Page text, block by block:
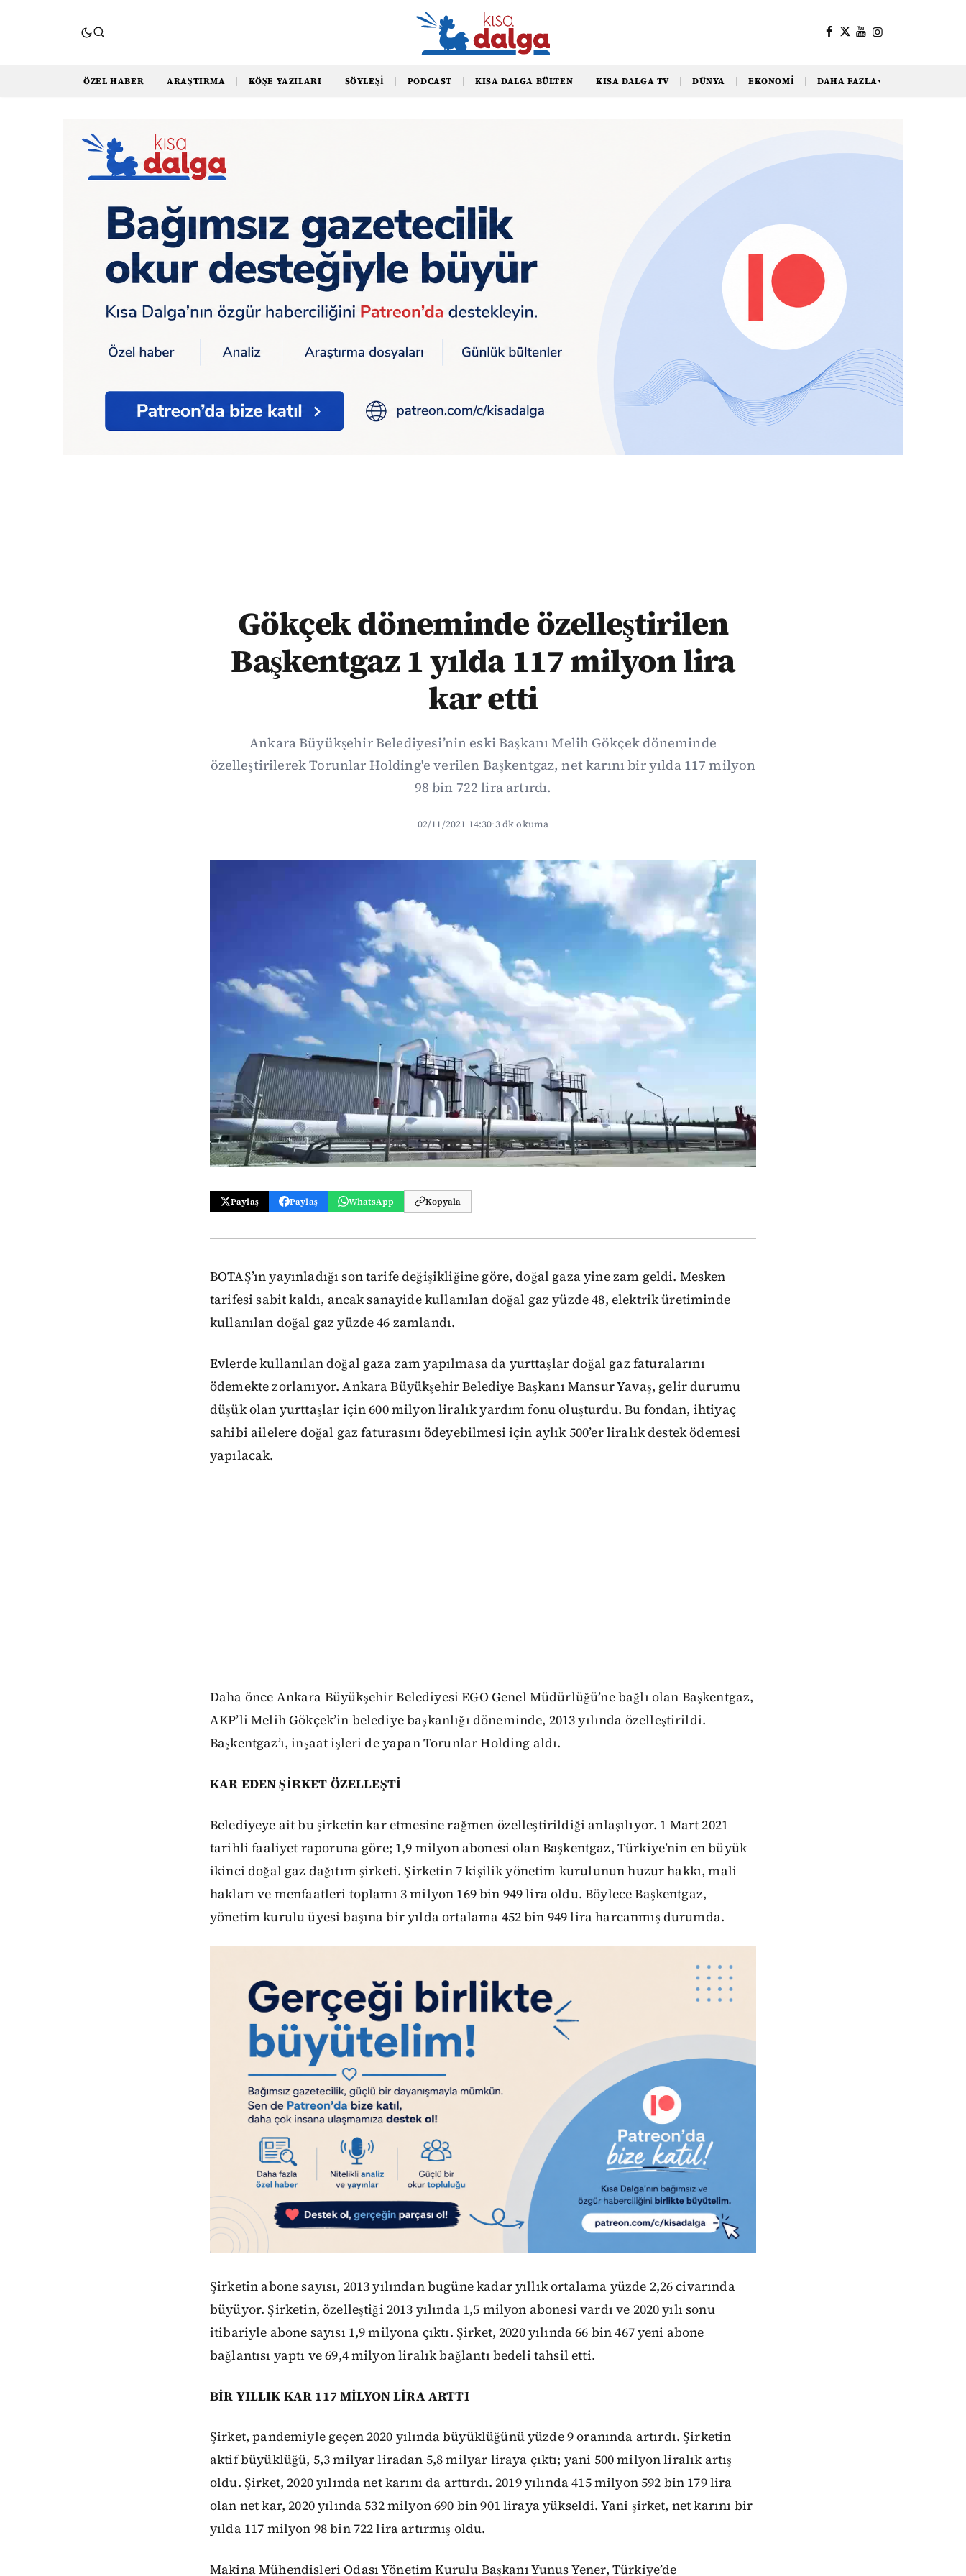
ÖZEL HABER ARAŞTIRMA KÖŞE YAZILARI SÖYLEŞI PODCAST KISA DALGA BÜLTEN KISA DALGA TV DÜNYA EKONOMI DAHA FAZLA▼
Gökçek döneminde özelleştirilen
Başkentgaz 1 yılda 117 milyon lira
kar etti
Ankara Büyükşehir Belediyesi’nin eski Başkanı Melih Gökçek döneminde
özelleştirilerek Torunlar Holding'e verilen Başkentgaz, net karını bir yılda 117 milyon
98 bin 722 lira artırdı.
02/11/2021 14:30·3 dk okuma
Paylaş Paylaş WhatsApp Kopyala
BOTAŞ’ın yayınladığı son tarife değişikliğine göre, doğal gaza yine zam geldi. Mesken
tarifesi sabit kaldı, ancak sanayide kullanılan doğal gaz yüzde 48, elektrik üretiminde
kullanılan doğal gaz yüzde 46 zamlandı.
Evlerde kullanılan doğal gaza zam yapılmasa da yurttaşlar doğal gaz faturalarını
ödemekte zorlanıyor. Ankara Büyükşehir Belediye Başkanı Mansur Yavaş, gelir durumu
düşük olan yurttaşlar için 600 milyon liralık yardım fonu oluşturdu. Bu fondan, ihtiyaç
sahibi ailelere doğal gaz faturasını ödeyebilmesi için aylık 500’er liralık destek ödemesi
yapılacak.
Daha önce Ankara Büyükşehir Belediyesi EGO Genel Müdürlüğü’ne bağlı olan Başkentgaz,
AKP’li Melih Gökçek’in belediye başkanlığı döneminde, 2013 yılında özelleştirildi.
Başkentgaz’ı, inşaat işleri de yapan Torunlar Holding aldı.
KAR EDEN ŞİRKET ÖZELLEŞTİ
Belediyeye ait bu şirketin kar etmesine rağmen özelleştirildiği anlaşılıyor. 1 Mart 2021
tarihli faaliyet raporuna göre; 1,9 milyon abonesi olan Başkentgaz, Türkiye’nin en büyük
ikinci doğal gaz dağıtım şirketi. Şirketin 7 kişilik yönetim kurulunun huzur hakkı, mali
hakları ve menfaatleri toplamı 3 milyon 169 bin 949 lira oldu. Böylece Başkentgaz,
yönetim kurulu üyesi başına bir yılda ortalama 452 bin 949 lira harcanmış durumda.
Şirketin abone sayısı, 2013 yılından bugüne kadar yıllık ortalama yüzde 2,26 civarında
büyüyor. Şirketin, özelleştiği 2013 yılında 1,5 milyon abonesi vardı ve 2020 yılı sonu
itibariyle abone sayısı 1,9 milyona çıktı. Şirket, 2020 yılında 66 bin 467 yeni abone
bağlantısı yaptı ve 69,4 milyon liralık bağlantı bedeli tahsil etti.
BİR YILLIK KAR 117 MİLYON LİRA ARTTI
Şirket, pandemiyle geçen 2020 yılında büyüklüğünü yüzde 9 oranında artırdı. Şirketin
aktif büyüklüğü, 5,3 milyar liradan 5,8 milyar liraya çıktı; yani 500 milyon liralık artış
oldu. Şirket, 2020 yılında net karını da arttırdı. 2019 yılında 415 milyon 592 bin 179 lira
olan net kar, 2020 yılında 532 milyon 690 bin 901 liraya yükseldi. Yani şirket, net karını bir
yılda 117 milyon 98 bin 722 lira artırmış oldu.
Makina Mühendisleri Odası Yönetim Kurulu Başkanı Yunus Yener, Türkiye’de